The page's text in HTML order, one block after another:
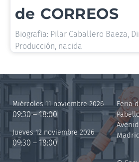
de CORREOS
Biografía: Pilar Caballero Baeza,
Producción, nacida
Miércoles 11 noviembre 2026
09:30 – 18:00
Jueves 12 noviembre 2026
09:30 – 18:00
Feria